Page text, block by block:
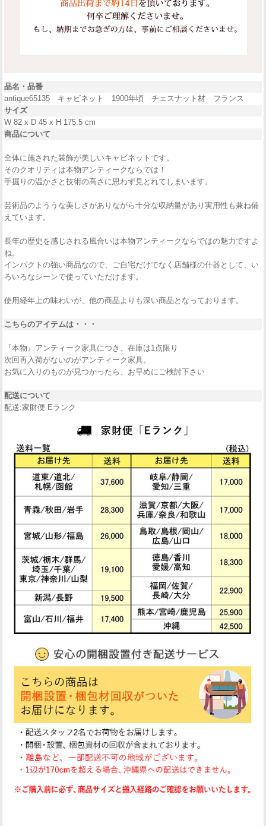
品名・品番
antique65135 キャビネット 1900年頃 チェスナット材 フランス
サイズ
W 82 x D 45 x H 175.5 cm
商品について
全体に施された装飾が美しいキャビネットです。
そのクオリティは本物アンティークならでは！
手掘りの温かさと技術の高さに思わず見とれてしまいます。
芸術品のよううな美しさがありながら十分な収納量があり実用性も兼ね備
えています。
長年の歴史を感じされる風合いは本物アンティークならではの魅力ですよ
ね。
インパクトの強い商品なので、ご自宅だけでなく店舗様の什器として、い
ろいろなシーンで使っていただけます。
使用経年上の味わいが、他の商品よりも深い商品となっております。
こちらのアイテムは・・・
『本物』アンティーク家具につき、在庫は1点限り
次回再入荷がないのがアンティーク家具。
お気に入りのものが見つかったら、お早めにご検討下さい
配送について
配送:家財便 Eランク